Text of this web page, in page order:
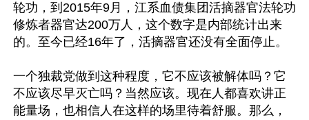
轮功，到2015年9月，江系血债集团活摘器官法轮功
修炼者器官达200万人，这个数字是内部统计出来
的。至今已经16年了，活摘器官还没有全面停止。
一个独裁党做到这种程度，它不应该被解体吗？它
不应该尽早灭亡吗？当然应该。现在人都喜欢讲正
能量场，也相信人在这样的场里待着舒服。那么，